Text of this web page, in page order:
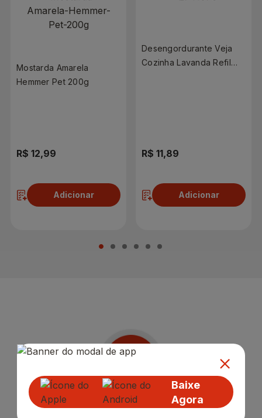
Mostarda Amarela
Hemmer Pet 200g
R$ 12,99
Adicionar
Desengordurante Veja
Cozinha Lavanda Refil
R$ 11,89
Adicionar
Baixe
Agora
Receba nossasNovidades,